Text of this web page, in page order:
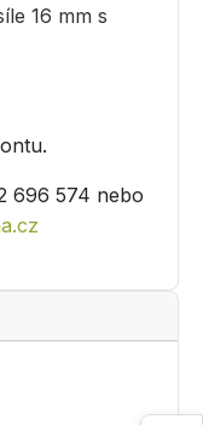
16 mm s
696 574 nebo